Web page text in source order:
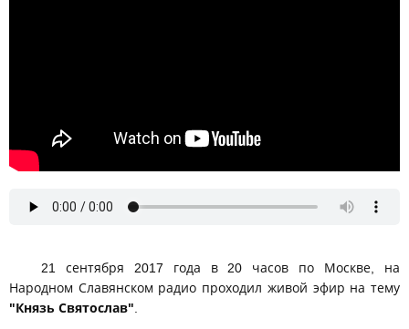
21 сентября 2017 года в 20 часов по Москве, на
Народном Славянском радио проходил живой эфир на тему
"Князь Святослав".